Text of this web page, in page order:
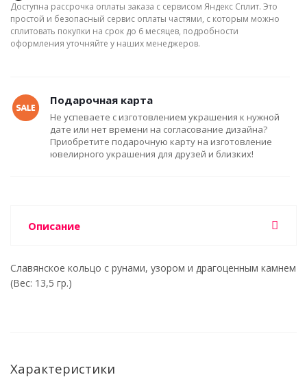
Доступна рассрочка оплаты заказа с сервисом Яндекс Сплит. Это
простой и безопасный сервис оплаты частями, с которым можно
сплитовать покупки на срок до 6 месяцев, подробности
оформления уточняйте у наших менеджеров.
Подарочная карта
Не успеваете с изготовлением украшения к нужной
дате или нет времени на согласование дизайна?
Приобретите подарочную карту на изготовление
ювелирного украшения для друзей и близких!
Описание
Славянское кольцо с рунами, узором и драгоценным камнем
(Вес: 13,5 гр.)
Характеристики